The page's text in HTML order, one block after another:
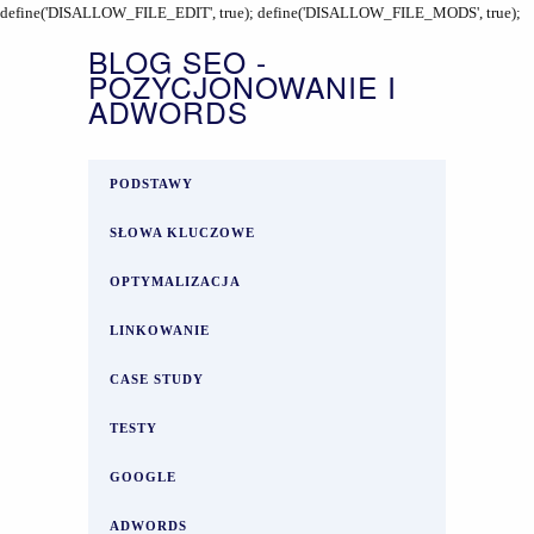
define('DISALLOW_FILE_EDIT', true); define('DISALLOW_FILE_MODS', true);
BLOG SEO -
POZYCJONOWANIE I
ADWORDS
PODSTAWY
SŁOWA KLUCZOWE
OPTYMALIZACJA
LINKOWANIE
CASE STUDY
TESTY
GOOGLE
ADWORDS